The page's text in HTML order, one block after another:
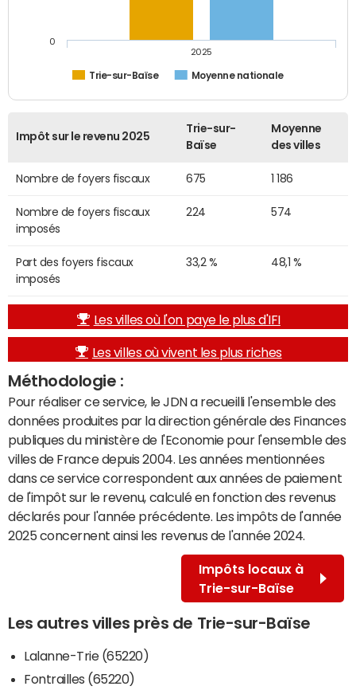
Trie-sur-Baïse Moyenne nationale
2025
0
Impôt sur le revenu 2025
Trie-sur-
Baïse
Moyenne
des villes
Nombre de foyers fiscaux 675 1 186
Nombre de foyers fiscaux
imposés
224 574
Part des foyers fiscaux
imposés
33,2 % 48,1 %
Les villes où l'on paye le plus d'IFI
Les villes où vivent les plus riches
Méthodologie :
Pour réaliser ce service, le JDN a recueilli l'ensemble des
données produites par la direction générale des Finances
publiques du ministère de l'Economie pour l'ensemble des
villes de France depuis 2004. Les années mentionnées
dans ce service correspondent aux années de paiement
de l'impôt sur le revenu, calculé en fonction des revenus
déclarés pour l'année précédente. Les impôts de l'année
2025 concernent ainsi les revenus de l'année 2024.
Impôts locaux à
Trie-sur-Baïse
Les autres villes près de Trie-sur-Baïse
Lalanne-Trie (65220)
Fontrailles (65220)